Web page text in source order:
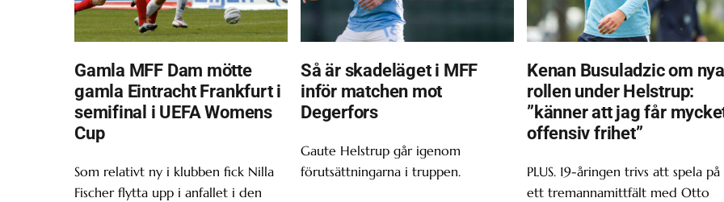
Gamla MFF Dam mötte
gamla Eintracht Frankfurt i
semifinal i UEFA Womens
Cup
Som relativt ny i klubben fick Nilla
Fischer flytta upp i anfallet i den
Så är skadeläget i MFF
inför matchen mot
Degerfors
Gaute Helstrup går igenom
förutsättningarna i truppen.
Kenan Busuladzic om nya
rollen under Helstrup:
”känner att jag får
offensiv frihet”
PLUS. 19-åringen trivs att spela på
ett tremannamittfält med Otto